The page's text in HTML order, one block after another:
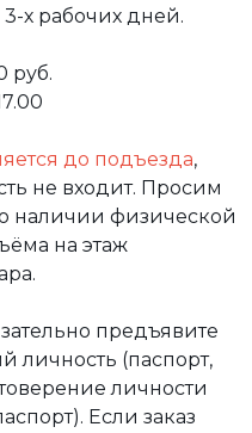
х рабочих дней.
руб.
до подъезда,
не входит. Просим
о наличии физической
на этаж
предъявите
личность (паспорт,
личности
Если заказ